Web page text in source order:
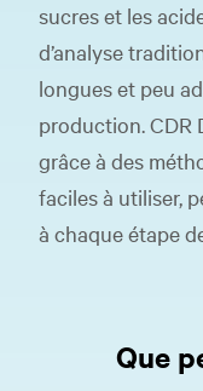
sucres et les
d’analyse
longues et peu
production. CDR
grâce à des
faciles à utiliser,
à chaque étape
Que